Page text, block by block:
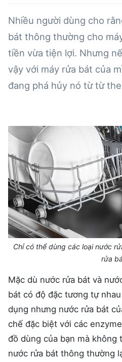
Nhiều người dùng cho
bát thông thường cho
tiền vừa tiện lợi. Nhưng
vậy với máy rửa bát của
đang phá hủy nó từ từ
Chỉ có thể dùng các loại nước
rửa
Mặc dù nước rửa bát và
bát có độ đặc tương tự
dụng nhưng nước rửa bát
chế đặc biệt với các
đồ dùng của bạn mà không
nước rửa bát thông thường